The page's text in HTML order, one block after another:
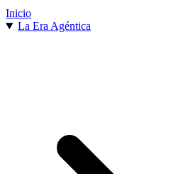
Inicio
La Era Agéntica